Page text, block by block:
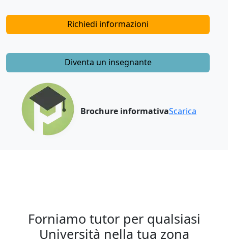
Richiedi informazioni
Diventa un insegnante
Brochure informativaScarica
Forniamo tutor per qualsiasi
Università nella tua zona